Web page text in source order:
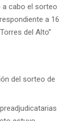
a cabo el sorteo
a 16
del Alto”
del sorteo de